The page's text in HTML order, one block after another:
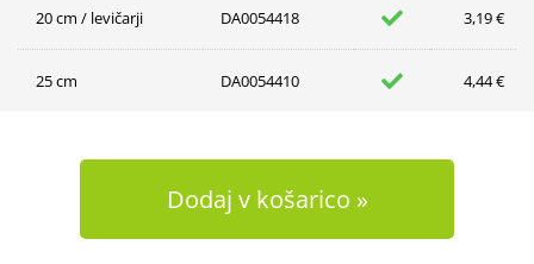
20 cm / levičarji DA0054418 3,19 €
25 cm DA0054410 4,44 €
Dodaj v košarico